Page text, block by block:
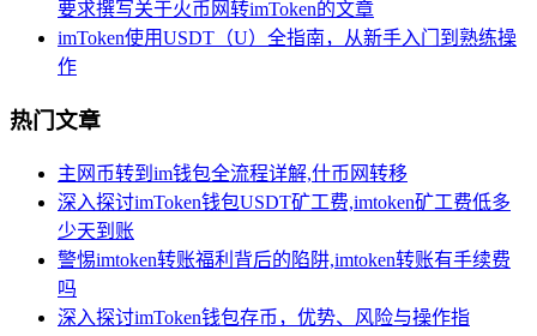
要求撰写关于火币网转imToken的文章
imToken使用USDT（U）全指南，从新手入门到熟练操
作
热门文章
主网币转到im钱包全流程详解,什币网转移
深入探讨imToken钱包USDT矿工费,imtoken矿工费低多
少天到账
警惕imtoken转账福利背后的陷阱,imtoken转账有手续费
吗
深入探讨imToken钱包存币，优势、风险与操作指